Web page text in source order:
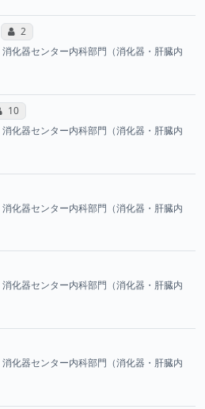
コミュニケーション・タイプ投票数
2
消化器センター内科部門（消化器・肝臓内
コミュニケーション・タイプ投票数
10
消化器センター内科部門（消化器・肝臓内
消化器センター内科部門（消化器・肝臓内
消化器センター内科部門（消化器・肝臓内
消化器センター内科部門（消化器・肝臓内